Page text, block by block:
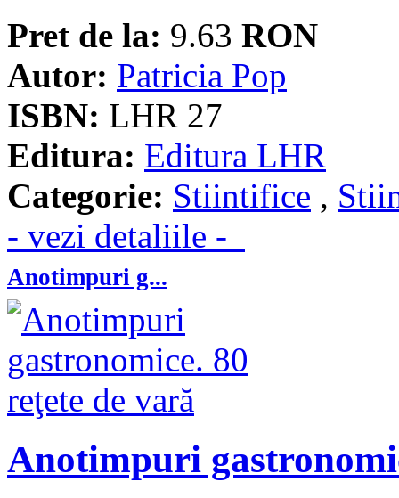
Pret de la: 9.63 RON
Autor: Patricia Pop
ISBN: LHR 27
Editura: Editura LHR
Categorie: Stiintifice ,
- vezi detaliile -
Anotimpuri g...
Anotimpuri